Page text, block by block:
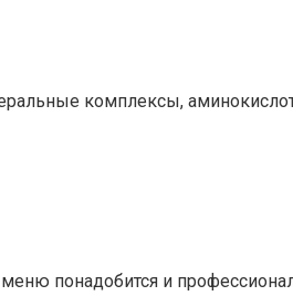
комплексы,
понадобится и